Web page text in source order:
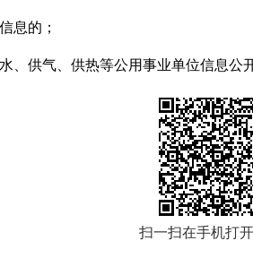
息的；
气、供热等公用事业单位信息公开
扫一扫在手机打